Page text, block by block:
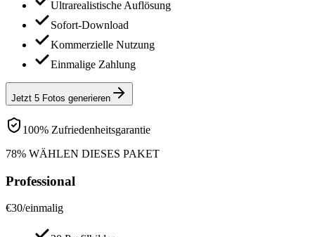
Ultrarealistische Auflösung
Sofort-Download
Kommerzielle Nutzung
Einmalige Zahlung
Jetzt 5 Fotos generieren
100% Zufriedenheitsgarantie
78% WÄHLEN DIESES PAKET
Professional
€30/einmalig